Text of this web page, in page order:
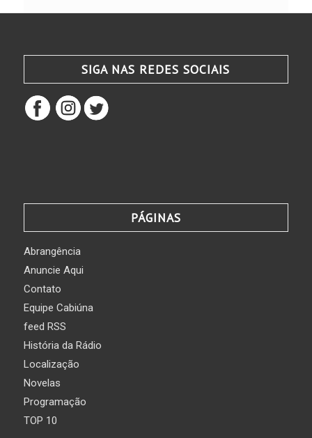
SIGA NAS REDES SOCIAIS
PÁGINAS
Abrangência
Anuncie Aqui
Contato
Equipe Cabiúna
feed RSS
História da Rádio
Localização
Novelas
Programação
TOP 10